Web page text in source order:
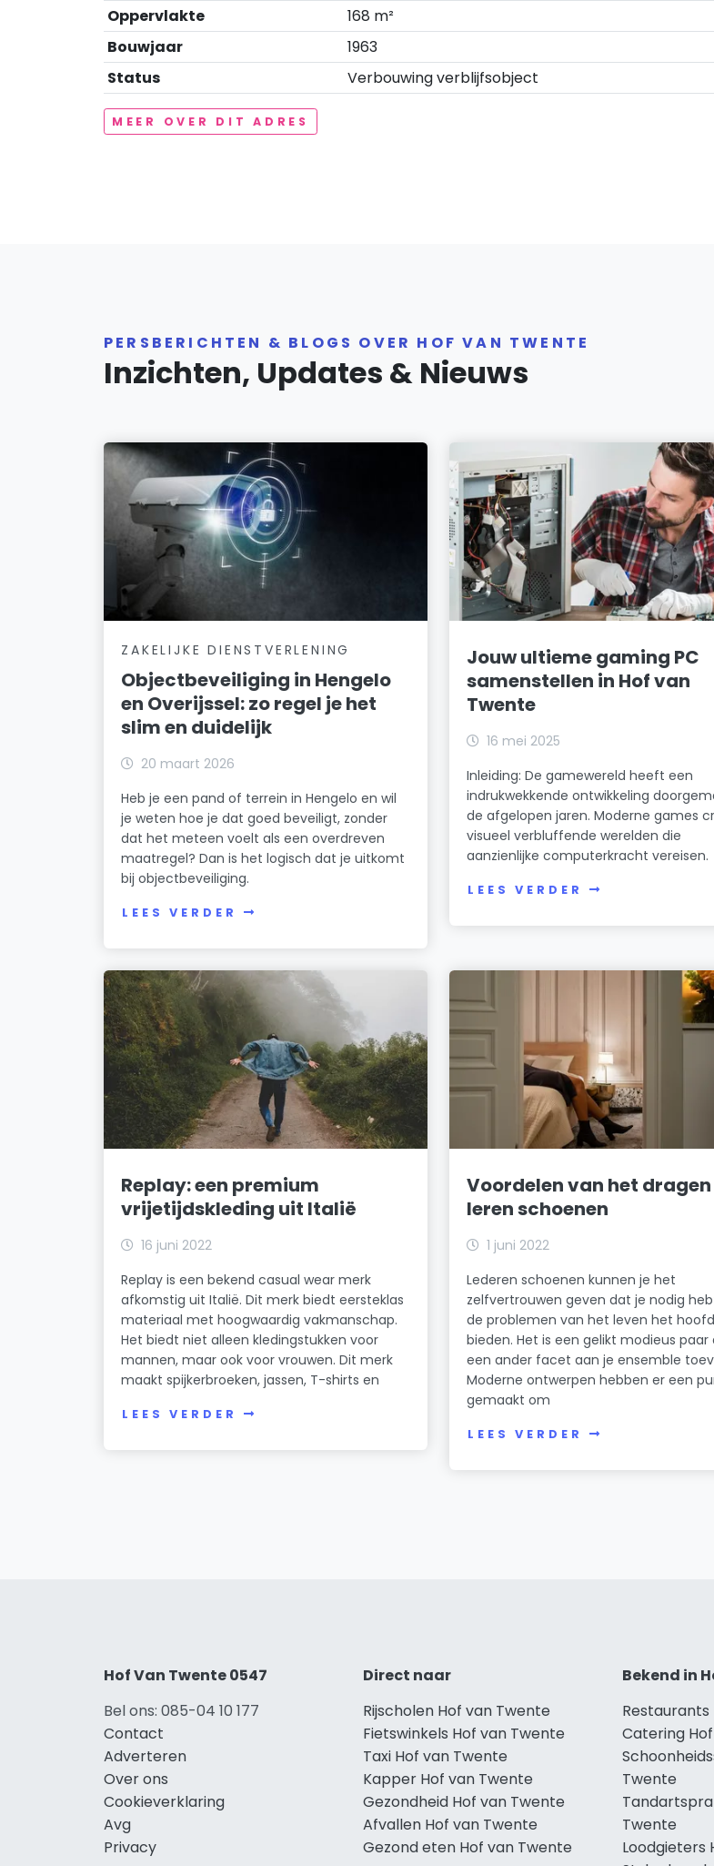
Oppervlakte
168 m²
Bouwjaar
1963
Status
Verbouwing verblijfsobject
MEER OVER DIT ADRES
PERSBERICHTEN & BLOGS OVER HOF VAN TWENTE
Inzichten, Updates & Nieuws
ZAKELIJKE DIENSTVERLENING
Objectbeveiliging in Hengelo
en Overijssel: zo regel je het
slim en duidelijk
20 maart 2026
Heb je een pand of terrein in Hengelo en wil
je weten hoe je dat goed beveiligt, zonder
dat het meteen voelt als een overdreven
maatregel? Dan is het logisch dat je uitkomt
bij objectbeveiliging.
LEES VERDER
Jouw ultieme gaming PC
samenstellen in Hof van
Twente
16 mei 2025
Inleiding: De gamewereld heeft een
indrukwekkende ontwikkeling
de afgelopen jaren. Moderne games
visueel verbluffende werelden die
aanzienlijke computerkracht vereisen.
LEES VERDER
Replay: een premium
vrijetijdskleding uit Italië
16 juni 2022
Replay is een bekend casual wear merk
afkomstig uit Italië. Dit merk biedt eersteklas
materiaal met hoogwaardig vakmanschap.
Het biedt niet alleen kledingstukken voor
mannen, maar ook voor vrouwen. Dit merk
maakt spijkerbroeken, jassen, T-shirts en
LEES VERDER
Voordelen van het
leren schoenen
1 juni 2022
Lederen schoenen kunnen je het
zelfvertrouwen geven dat je nodig
de problemen van het leven het
bieden. Het is een gelikt modieus paar
een ander facet aan je ensemble
Moderne ontwerpen hebben er een
gemaakt om
LEES VERDER
Hof Van Twente 0547
Bel ons: 085-04 10 177
Contact
Adverteren
Over ons
Cookieverklaring
Avg
Privacy
Direct naar
Rijscholen Hof van Twente
Fietswinkels Hof van Twente
Taxi Hof van Twente
Kapper Hof van Twente
Gezondheid Hof van Twente
Afvallen Hof van Twente
Gezond eten Hof van Twente
Bekend in
Catering
Twente
Twente
Loodgieters